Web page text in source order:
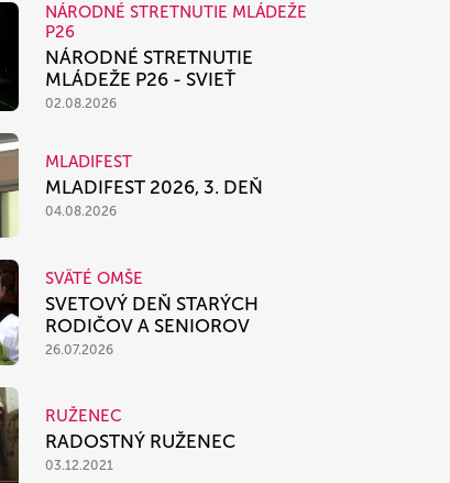
NÁRODNÉ STRETNUTIE MLÁDEŽE
P26
NÁRODNÉ STRETNUTIE
MLÁDEŽE P26 - SVIEŤ
02.08.2026
MLADIFEST
MLADIFEST 2026, 3. DEŇ
04.08.2026
SVÄTÉ OMŠE
SVETOVÝ DEŇ STARÝCH
RODIČOV A SENIOROV
26.07.2026
RUŽENEC
RADOSTNÝ RUŽENEC
03.12.2021